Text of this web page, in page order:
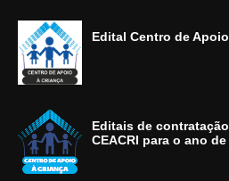
Edital Centro de
Editais de
CEACRI para o ano de